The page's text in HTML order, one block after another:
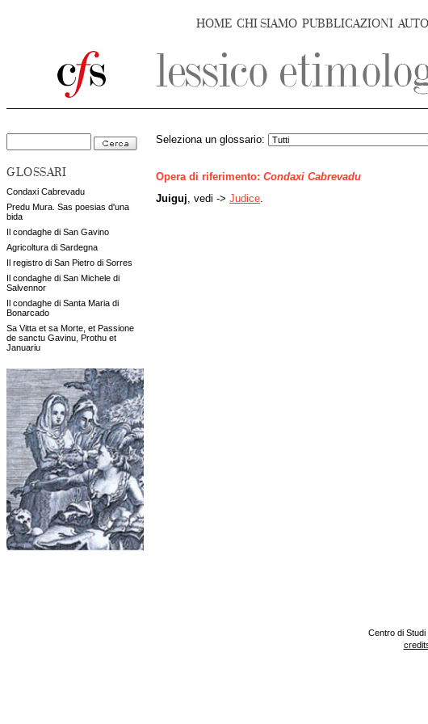
HOME CHI SIAMO PUBBLICAZIONI
GLOSSARI
Condaxi Cabrevadu
Predu Mura. Sas poesias d'una
bida
Il condaghe di San Gavino
Agricoltura di Sardegna
Il registro di San Pietro di Sorres
Il condaghe di San Michele di
Salvennor
Il condaghe di Santa Maria di
Bonarcado
Sa Vitta et sa Morte, et Passione
de sanctu Gavinu, Prothu et
Januariu
Seleziona un glossario:
Opera di riferimento: Condaxi Cabrevadu
Juiguj , vedi -> Judice
Centro di Studi